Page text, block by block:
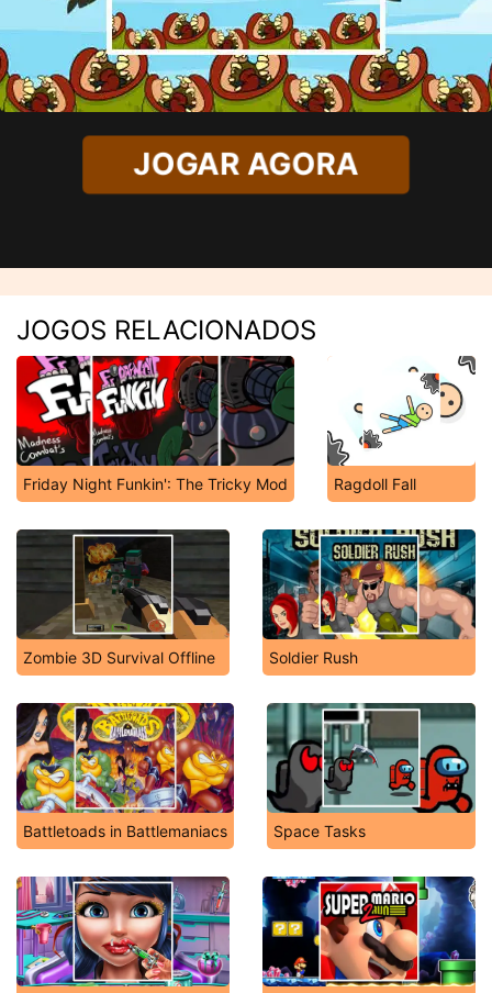
JOGAR AGORA
JOGOS RELACIONADOS
Friday Night Funkin': The Tricky Mod Ragdoll Fall
Zombie 3D Survival Offline Soldier Rush
Battletoads in Battlemaniacs Space Tasks